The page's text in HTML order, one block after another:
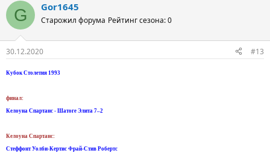
G Gor1645
Старожил форума Рейтинг сезона: 0
30.12.2020 #13
Кубок Столетия 1993
финал:
Келоуна Спартанс - Шатоге Элита 7–2
Келоуна Спартанс:
Стеффонт Уолби-Кертис Фрай-Стив Робертс